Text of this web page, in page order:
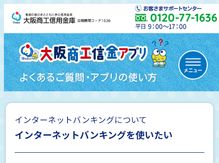
インターネットバンキングについて
インターネットバンキングを使いたい
初めての方